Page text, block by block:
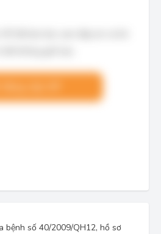
bệnh số 40/2009/QH12, hồ sơ